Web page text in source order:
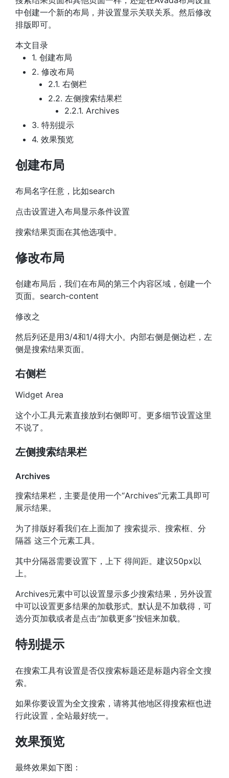
中创建一个新的布局，并设置显示关联关系。然后修改
排版即可。
本文目录
1. 创建布局
2. 修改布局
2.1. 右侧栏
2.2. 左侧搜索结果栏
2.2.1. Archives
3. 特别提示
4. 效果预览
创建布局
布局名字任意，比如search
点击设置进入布局显示条件设置
搜索结果页面在其他选项中。
修改布局
创建布局后，我们在布局的第三个内容区域，创建一个
页面。search-content
修改之
然后列还是用3/4和1/4得大小。内部右侧是侧边栏，左
侧是搜索结果页面。
右侧栏
Widget Area
这个小工具元素直接放到右侧即可。更多细节设置这里
不说了。
左侧搜索结果栏
Archives
搜索结果栏，主要是使用一个“Archives”元素工具即可
展示结果。
为了排版好看我们在上面加了 搜索提示、搜索框、分
隔器 这三个元素工具。
其中分隔器需要设置下，上下 得间距。建议50px以
上。
Archives元素中可以设置显示多少搜索结果，另外设置
中可以设置更多结果的加载形式。默认是不加载得，可
选分页加载或者是点击“加载更多”按钮来加载。
特别提示
在搜索工具有设置是否仅搜索标题还是标题内容全文搜
索。
如果你要设置为全文搜索，请将其他地区得搜索框也进
行此设置，全站最好统一。
效果预览
最终效果如下图：